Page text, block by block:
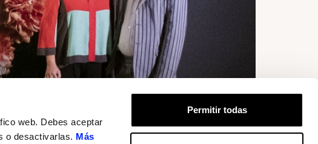
web. Debes aceptar
o desactivarlas. Más
Permitir todas